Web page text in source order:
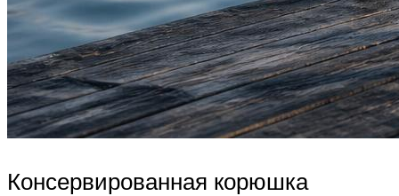
Консервированная корюшка